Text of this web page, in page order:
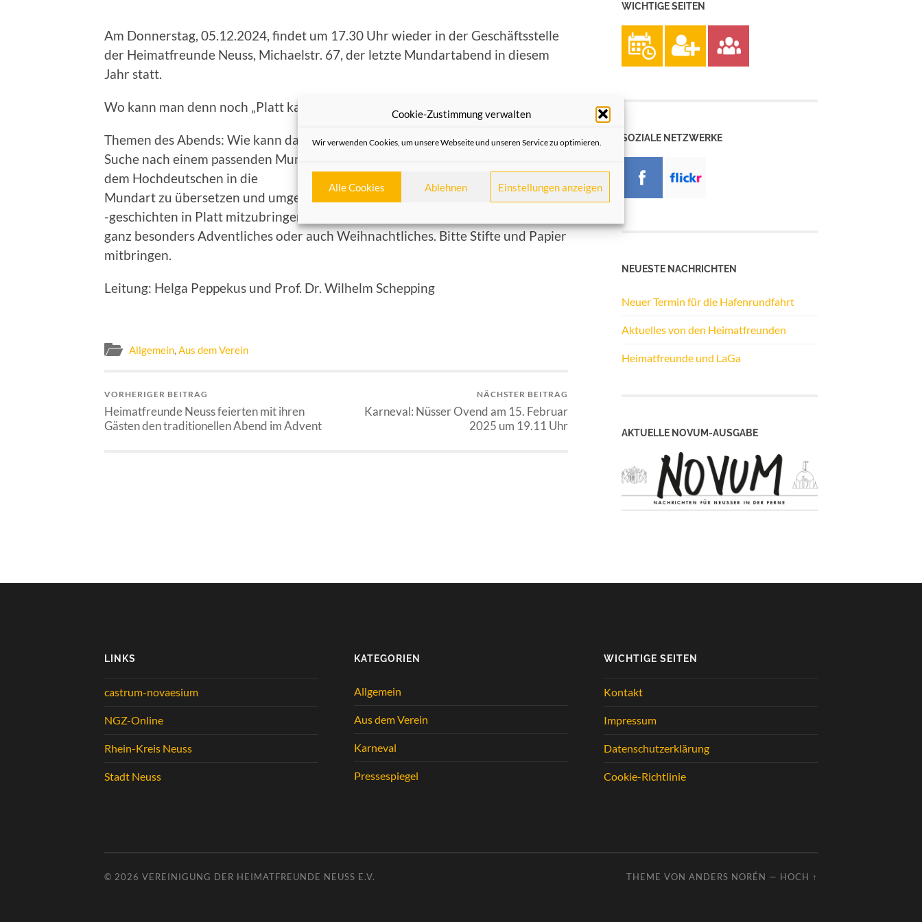
Cookie-Zustimmung verwalten
Wir verwenden Cookies, um unsere Webseite und unseren Service zu optimieren.
Alle Cookies Ablehnen Einstellungen anzeigen
Am Donnerstag, 05.12.2024, findet um 17.30 Uhr wieder in der Geschäftsstelle
der Heimatfreunde Neuss, Michaelstr. 67, der letzte Mundartabend in diesem
Jahr statt.
Wo kann man denn noch „Platt kalle“, wenn nicht bei den Heimatfreunden?
Themen des Abends: Wie kann das „Neusser Alphabet“ von Karl Kreiner bei der
Suche nach einem passenden Mundartwort helfen? Wir versuchen, Texte aus
dem Hochdeutschen in die
Mundart zu übersetzen und umgekehrt. Nicht vergessen, Lieblingsgedichte oder
-geschichten in Platt mitzubringen. Auch Selbst-geschriebenes ist willkommen,
ganz besonders Adventliches oder auch Weihnachtliches. Bitte Stifte und Papier
mitbringen.
Leitung: Helga Peppekus und Prof. Dr. Wilhelm Schepping
Allgemein,Aus dem Verein
VORHERIGER BEITRAG
Heimatfreunde Neuss feierten mit ihren
Gästen den traditionellen Abend im Advent
NÄCHSTER BEITRAG
Karneval: Nüsser Ovend am 15. Februar
2025 um 19.11 Uhr
WICHTIGE SEITEN
SOZIALE NETZWERKE
NEUESTE NACHRICHTEN
Neuer Termin für die Hafenrundfahrt
Aktuelles von den Heimatfreunden
Heimatfreunde und LaGa
AKTUELLE NOVUM-AUSGABE
LINKS
castrum-novaesium
NGZ-Online
Rhein-Kreis Neuss
Stadt Neuss
KATEGORIEN
Allgemein
Aus dem Verein
Karneval
Pressespiegel
WICHTIGE SEITEN
Kontakt
Impressum
Datenschutzerklärung
Cookie-Richtlinie
© 2026 VEREINIGUNG DER HEIMATFREUNDE NEUSS E.V. THEME VON ANDERS NORÉN — HOCH ↑